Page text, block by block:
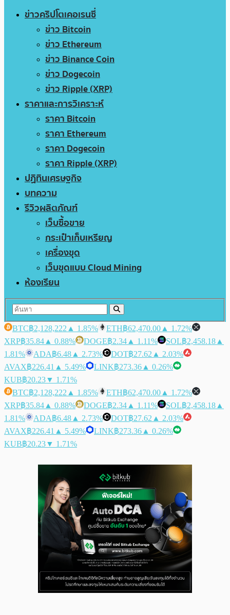
ข่าวคริปโตเคอเรนซี่
ข่าว Bitcoin
ข่าว Ethereum
ข่าว Binance Coin
ข่าว Dogecoin
ข่าว Ripple (XRP)
ราคาและการวิเคราะห์
ราคา Bitcoin
ราคา Ethereum
ราคา Dogecoin
ราคา Ripple (XRP)
ปฏิทินเศรษฐกิจ
บทความ
รีวิวผลิตภัณฑ์
เว็บซื้อขาย
กระเป๋าเก็บเหรียญ
เครื่องขุด
เว็บขุดแบบ Cloud Mining
ห้องเรียน
BTC฿2,128,222 ▲ 1.85% ETH฿62,470.00 ▲ 1.72%
XRP฿35.84 ▲ 0.88% DOGE฿2.34 ▲ 1.11% SOL฿2,458.18 ▲
1.81%
ADA฿6.48 ▲ 2.73% DOT฿27.62 ▲ 2.03%
AVAX฿226.41 ▲ 5.49% LINK฿273.36 ▲ 0.26%
KUB฿20.23▼ 1.71%
BTC฿2,128,222 ▲ 1.85% ETH฿62,470.00 ▲ 1.72%
XRP฿35.84 ▲ 0.88% DOGE฿2.34 ▲ 1.11% SOL฿2,458.18 ▲
1.81%
ADA฿6.48 ▲ 2.73% DOT฿27.62 ▲ 2.03%
AVAX฿226.41 ▲ 5.49% LINK฿273.36 ▲ 0.26%
KUB฿20.23▼ 1.71%